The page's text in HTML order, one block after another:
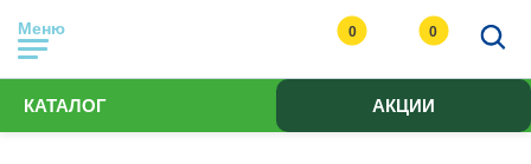
Меню 0 0
КАТАЛОГ АКЦИИ